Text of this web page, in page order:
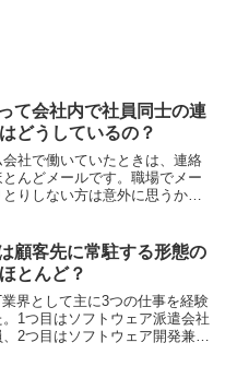
て会社内で社員同士の連
どうしているの？
会社で働いていたときは、連絡
んどメールです。職場でメー
りしない方は意外に思うかも
連絡内容は記録に残すとにかく
す、共有するとい...
顧客先に常駐する形態の
とんど？
界として主に3つの仕事を経験
。1つ目はソフトウェア派遣会社
2つ目はソフトウェア開発兼ネ